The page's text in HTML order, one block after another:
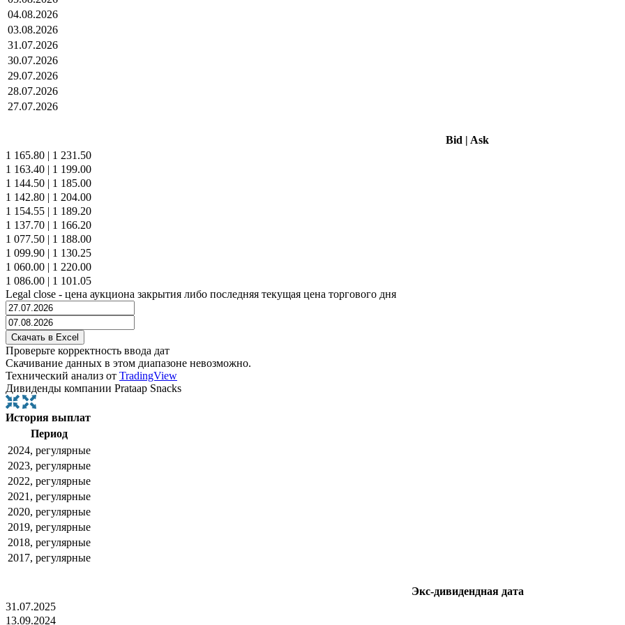
04.08.2026
03.08.2026
31.07.2026
30.07.2026
29.07.2026
28.07.2026
27.07.2026
Bid | Ask
1 165.80 | 1 231.50
1 163.40 | 1 199.00
1 144.50 | 1 185.00
1 142.80 | 1 204.00
1 154.55 | 1 189.20
1 137.70 | 1 166.20
1 077.50 | 1 188.00
1 099.90 | 1 130.25
1 060.00 | 1 220.00
1 086.00 | 1 101.05
Legal close - цена аукциона закрытия либо последняя текущая цена торгового дня
Проверьте корректность ввода дат
Скачивание данных в этом диапазоне невозможно.
Технический анализ от TradingView
Дивиденды компании Prataap Snacks
История выплат
Период
2024, регулярные
2023, регулярные
2022, регулярные
2021, регулярные
2020, регулярные
2019, регулярные
2018, регулярные
2017, регулярные
Экс-дивидендная дата
31.07.2025
13.09.2024